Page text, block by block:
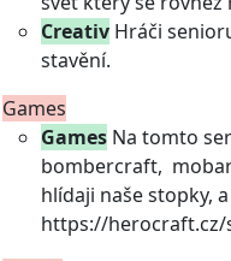
Creativ Hráči
stavění.
Games
Games Na tomto
bombercraft,
hlídaji naše stopky,
https://herocraft.cz/